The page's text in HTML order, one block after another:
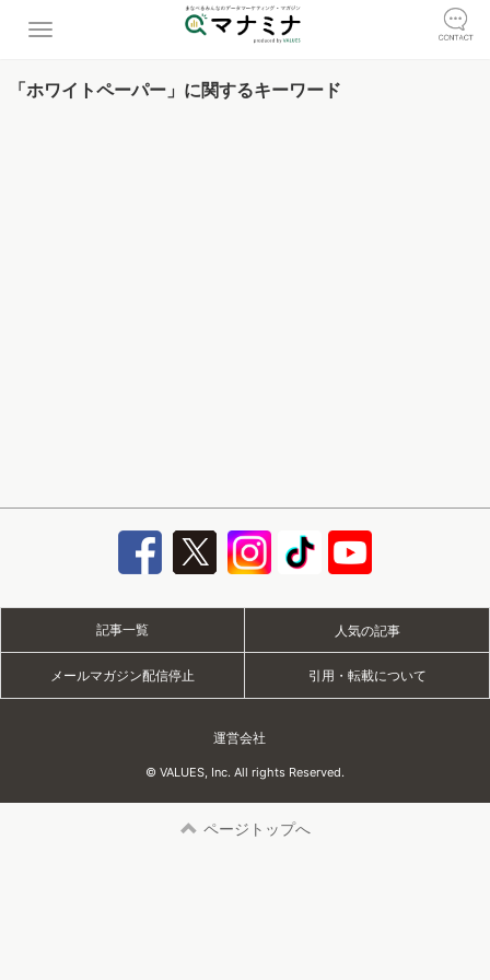
「ホワイトペーパー」に関するキーワード
記事一覧 人気の記事
メールマガジン配信停止 引用・転載について
運営会社
© VALUES, Inc. All rights Reserved.
ページトップへ